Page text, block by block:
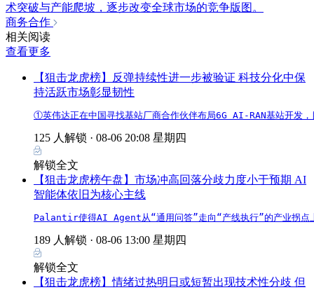
术突破与产能爬坡，逐步改变全球市场的竞争版图。
商务合作
相关阅读
查看更多
【狙击龙虎榜】反弹持续性进一步被验证 科技分化中保
持活跃市场彰显韧性
①英伟达正在中国寻找基站厂商合作伙伴布局6G AI-RAN基站开发
125 人解锁 · 08-06 20:08 星期四
解锁全文
【狙击龙虎榜午盘】市场冲高回落分歧力度小于预期 AI
智能体依旧为核心主线
Palantir使得AI Agent从“通用问答”走向“产线执行”的产业拐点上
189 人解锁 · 08-06 13:00 星期四
解锁全文
【狙击龙虎榜】情绪过热明日或短暂出现技术性分歧 但